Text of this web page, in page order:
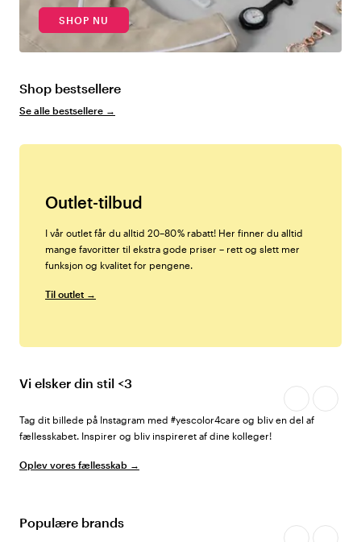
SHOP NU
Shop bestsellere
Se alle bestsellere →
Outlet-tilbud
I vår outlet får du alltid 20–80 % rabatt! Her finner du alltid
mange favoritter til ekstra gode priser – rett og slett mer
funksjon og kvalitet for pengene.
Til outlet →
Vi elsker din stil <3
Tag dit billede på Instagram med #yescolor4care og bliv en del af
fællesskabet. Inspirer og bliv inspireret af dine kolleger!
Oplev vores fællesskab →
Populære brands